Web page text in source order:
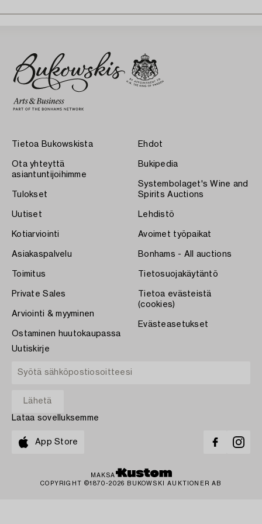
Tietoa Bukowskista
Ota yhteyttä
asiantuntijoihimme
Tulokset
Uutiset
Kotiarviointi
Asiakaspalvelu
Toimitus
Private Sales
Arviointi & myyminen
Ostaminen huutokaupassa
Ehdot
Bukipedia
Systembolaget's Wine and
Spirits Auctions
Lehdistö
Avoimet työpaikat
Bonhams - All auctions
Tietosuojakäytäntö
Tietoa evästeistä
(cookies)
Evästeasetukset
Uutiskirje
Lataa sovelluksemme
App Store
MAKSA
COPYRIGHT ©1870-2026 BUKOWSKI AUKTIONER AB